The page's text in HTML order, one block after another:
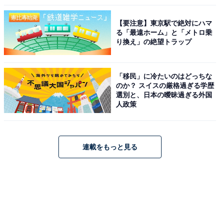
この記事の筆者：てらこ
横浜生まれ横浜育ち。グルメと深夜ラジオを愛するライ
ター。FP2級。銃弾を防ぐ少年団と、ポケットに入るモ
瞬でなくなってしまうこと。X（旧Twitter）：てらこ@
ライター（@TeraWEB1）
る
【要注意】東京駅で絶対にハマ
る「最遠ホーム」と「メトロ乗
り換え」の絶望トラップ
「移民」に冷たいのはどっちな
のか？ スイスの厳格過ぎる学歴
選別と、日本の曖昧過ぎる外国
人政策
連載をもっと見る